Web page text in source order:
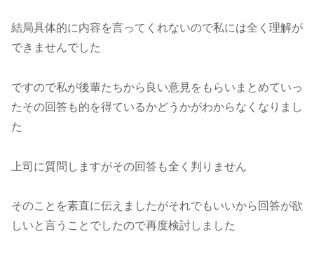
結局具体的に内容を言ってくれないので私には全く理解が
できませんでした
ですので私が後輩たちから良い意見をもらいまとめていっ
たその回答も的を得ているかどうかがわからなくなりまし
た
上司に質問しますがその回答も全く判りません
そのことを素直に伝えましたがそれでもいいから回答が欲
しいと言うことでしたので再度検討しました